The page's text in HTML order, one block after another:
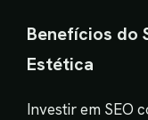
Benefícios do
Estética
Investir em SEO